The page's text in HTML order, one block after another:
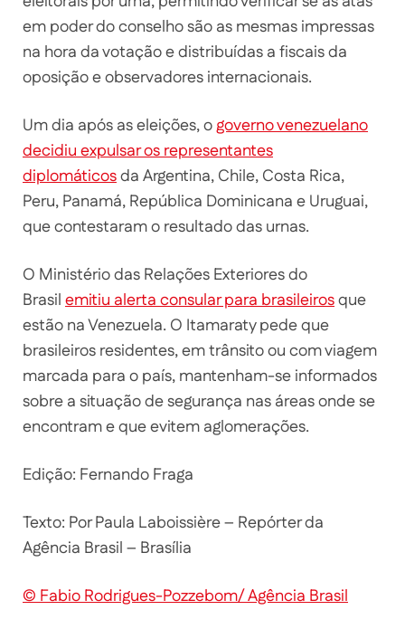
em poder do conselho são as mesmas impressas
na hora da votação e distribuídas a fiscais da
oposição e observadores internacionais.
Um dia após as eleições, ogoverno venezuelano
decidiu expulsar os representantes
diplomáticosda Argentina, Chile, Costa Rica,
Peru, Panamá, República Dominicana e Uruguai,
que contestaram o resultado das urnas.
O Ministério das Relações Exteriores do
Brasilemitiu alerta consular para brasileirosque
estão na Venezuela. O Itamaraty pede que
brasileiros residentes, em trânsito ou com viagem
marcada para o país, mantenham-se informados
sobre a situação de segurança nas áreas onde se
encontram e que evitem aglomerações.
Edição: Fernando Fraga
Texto: Por Paula Laboissière – Repórter da
Agência Brasil – Brasília
© Fabio Rodrigues-Pozzebom/ Agência Brasil